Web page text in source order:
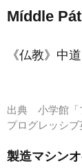
Míddle
《仏教》 中道
出典 小学館「
プログレッシ
製造マシン